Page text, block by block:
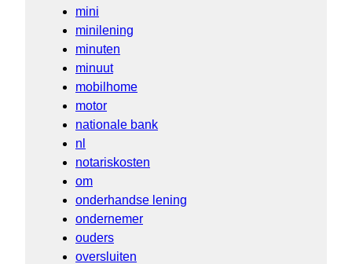
mini
minilening
minuten
minuut
mobilhome
motor
nationale bank
nl
notariskosten
om
onderhandse lening
ondernemer
ouders
oversluiten